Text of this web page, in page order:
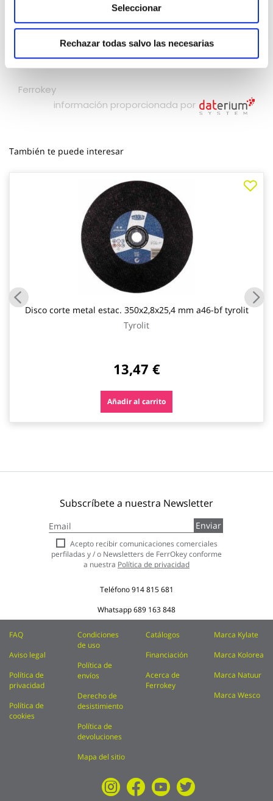
Seleccionar
Rechazar todas salvo las necesarias
También te puede interesar
Disco corte metal estac. 350x2,8x25,4 mm a46-bf tyrolit
Tyrolit
13,47 €
Añadir al carrito
Subscríbete a nuestra Newsletter
a
nuestro
boletín
de
Enviar
Acepto recibir comunicaciones comerciales
perfiladas y / o Newsletters de FerrOkey conforme
a nuestra Política de privacidad
Teléfono914 815 681
Whatsapp689 163 848
FAQ
Aviso legal
Política de
privacidad
Política de
cookies
Condiciones
de uso
Política de
envíos
Derecho de
desistimiento
Política de
devoluciones
Mapa del sitio
Catálogos
Financiación
Acerca de
Ferrokey
Marca Kylate
Marca Kolorea
Marca Natuur
Marca Wesco